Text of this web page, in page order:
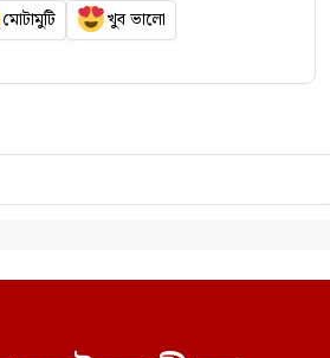
মোটামুটি খুব ভালো